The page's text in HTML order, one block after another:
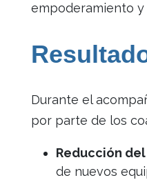
empoderamiento y
Durante el
por parte de los
Reducción
de nuevos